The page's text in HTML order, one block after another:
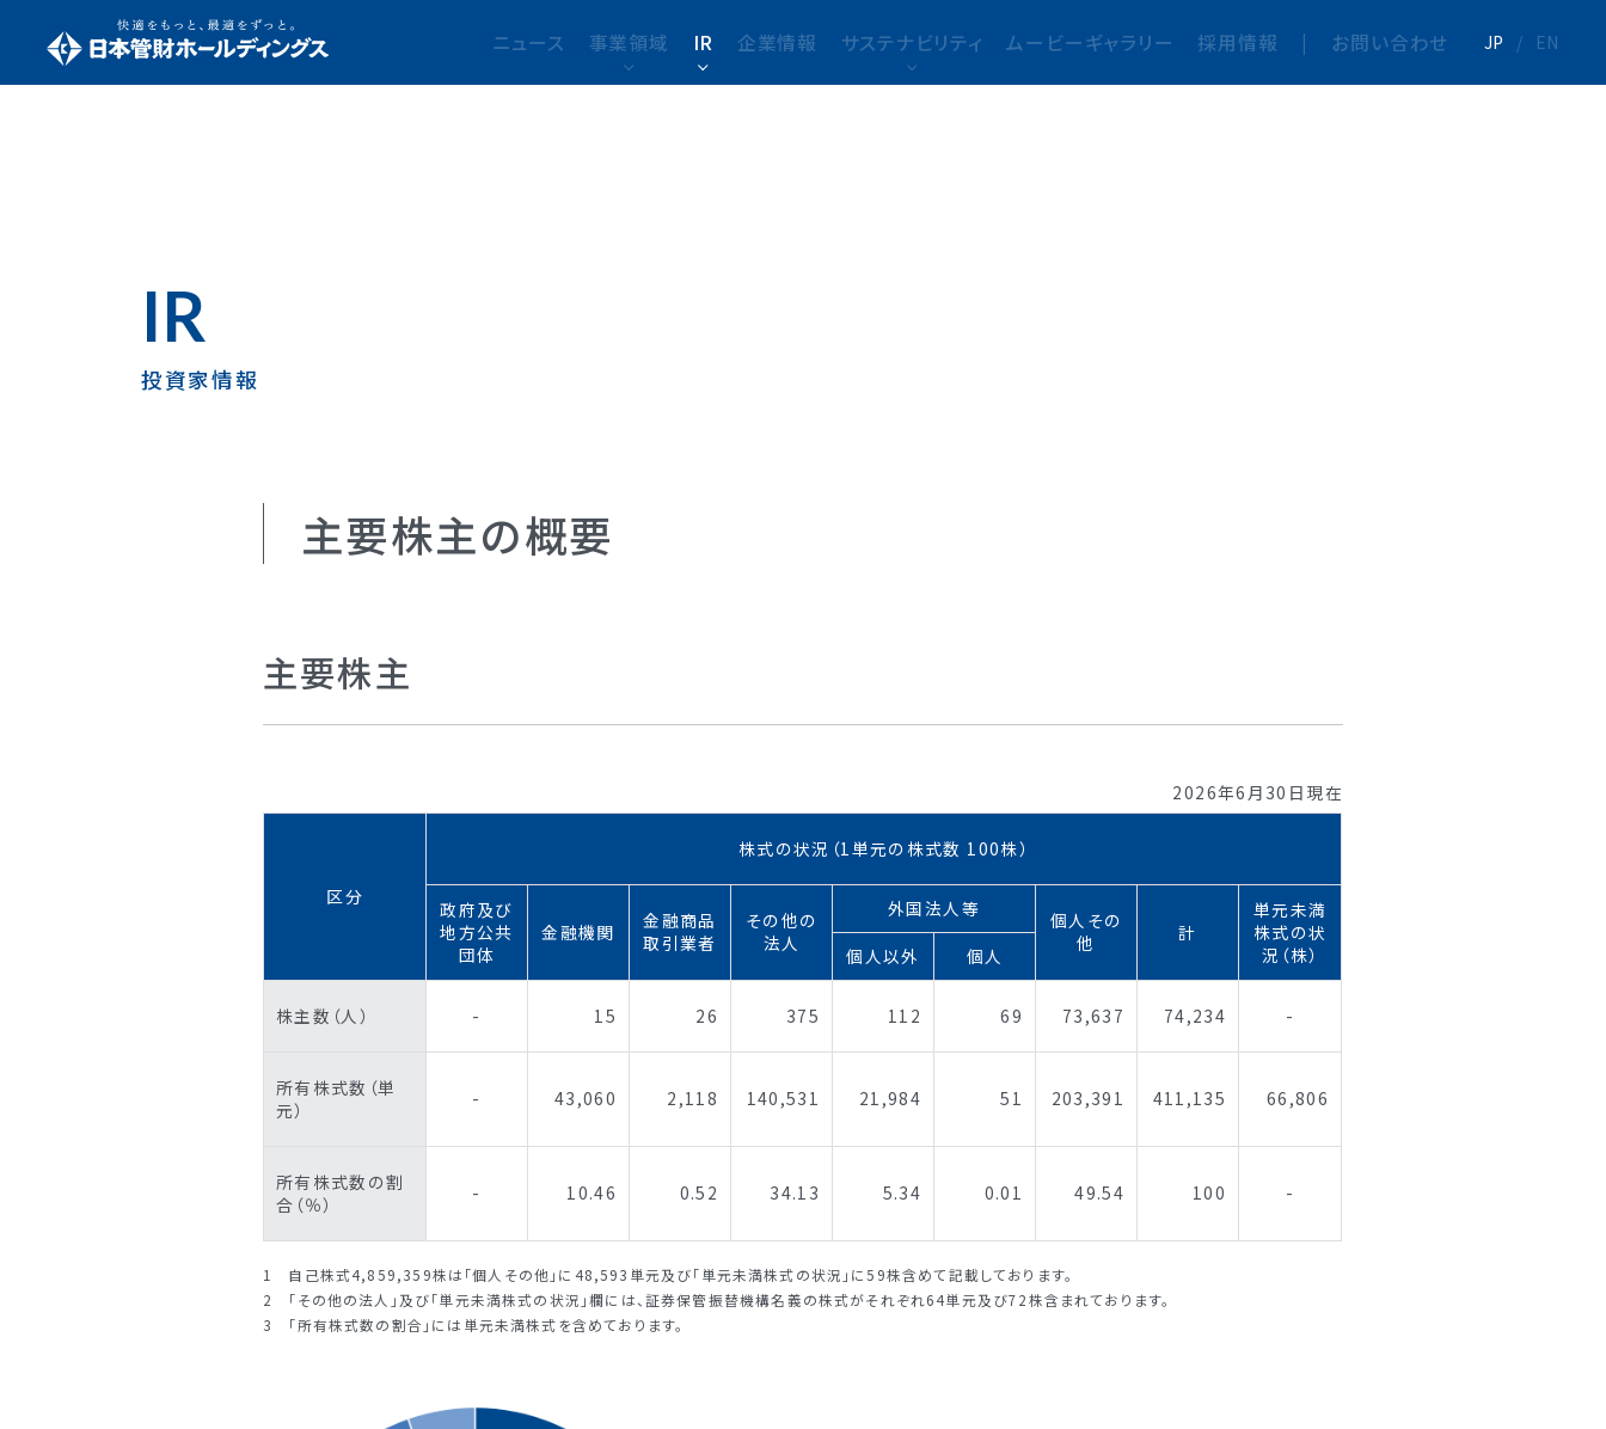
ニュース 事業領域 IR 企業情報 サステナビリティ ムービーギャラリー 採用情報 | お問い合わせ JP / EN
IR
投資家情報
主要株主の概要
主要株主
2026年6月30日現在
区分
株式の状況（1単元の株式数 100株）
政府及び
地方公共
団体
金融機関
金融商品
取引業者
その他の
法人
外国法人等
個人その
他
計
単元未満
株式の状
況（株）
個人以外 個人
株主数（人） - 15 26 375 112 69 73,637 74,234 -
所有株式数（単
元）
- 43,060 2,118 140,531 21,984 51 203,391 411,135 66,806
所有株式数の割
合（％）
- 10.46 0.52 34.13 5.34 0.01 49.54 100 -
1 自己株式4,859,359株は「個人その他」に48,593単元及び「単元未満株式の状況」に59株含めて記載しております。
2 「その他の法人」及び「単元未満株式の状況」欄には、証券保管振替機構名義の株式がそれぞれ64単元及び72株含まれております。
3 「所有株式数の割合」には単元未満株式を含めております。